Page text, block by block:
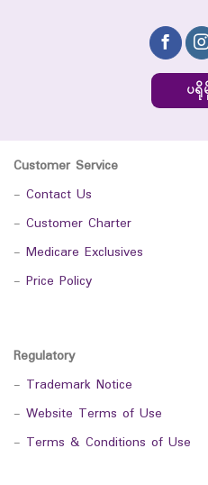
ပရို
Customer Service
- Contact Us
- Customer Charter
- Medicare Exclusives
- Price Policy
Regulatory
- Trademark Notice
- Website Terms of Use
- Terms & Conditions of Use